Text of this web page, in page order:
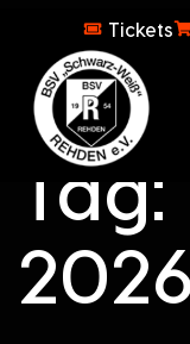
Tickets
Tag:
2026